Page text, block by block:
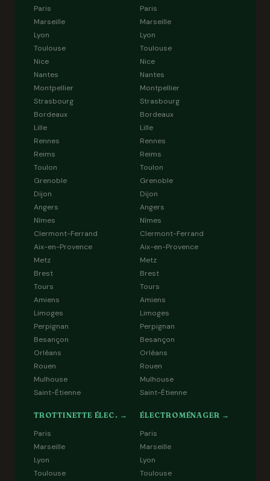
Paris
Marseille
Lyon
Toulouse
Nice
Nantes
Montpellier
Strasbourg
Bordeaux
Lille
Rennes
Reims
Toulon
Grenoble
Dijon
Angers
Nîmes
Clermont-Ferrand
Aix-en-Provence
Metz
Brest
Tours
Amiens
Limoges
Perpignan
Besançon
Orléans
Rouen
Mulhouse
Saint-Étienne
Paris
Marseille
Lyon
Toulouse
Nice
Nantes
Montpellier
Strasbourg
Bordeaux
Lille
Rennes
Reims
Toulon
Grenoble
Dijon
Angers
Nîmes
Clermont-Ferrand
Aix-en-Provence
Metz
Brest
Tours
Amiens
Limoges
Perpignan
Besançon
Orléans
Rouen
Mulhouse
Saint-Étienne
TROTTINETTE ÉLEC. →
Paris
Marseille
Lyon
Toulouse
ÉLECTROMÉNAGER →
Paris
Marseille
Lyon
Toulouse